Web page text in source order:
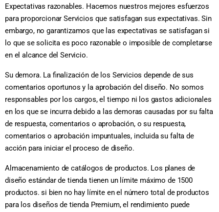
Expectativas razonables. Hacemos nuestros mejores esfuerzos
para proporcionar Servicios que satisfagan sus expectativas. Sin
embargo, no garantizamos que las expectativas se satisfagan si
lo que se solicita es poco razonable o imposible de completarse
en el alcance del Servicio.
Su demora. La finalización de los Servicios depende de sus
comentarios oportunos y la aprobación del diseño. No somos
responsables por los cargos, el tiempo ni los gastos adicionales
en los que se incurra debido a las demoras causadas por su falta
de respuesta, comentarios o aprobación, o su respuesta,
comentarios o aprobación impuntuales, incluida su falta de
acción para iniciar el proceso de diseño.
Almacenamiento de catálogos de productos. Los planes de
diseño estándar de tienda tienen un límite máximo de 1500
productos. si bien no hay límite en el número total de productos
para los diseños de tienda Premium, el rendimiento puede